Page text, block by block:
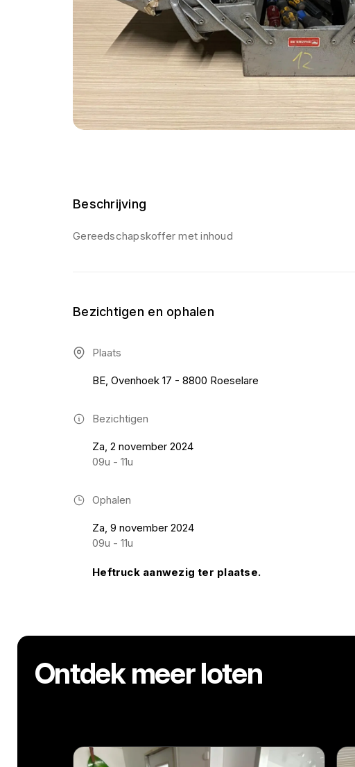
Beschrijving
Gereedschapskoffer met inhoud
Bezichtigen en ophalen
Plaats
BE, Ovenhoek 17 - 8800 Roeselare
Bezichtigen
Za, 2 november 2024
09u - 11u
Ophalen
Za, 9 november 2024
09u - 11u
Heftruck aanwezig ter plaatse.
Ontdek meer loten